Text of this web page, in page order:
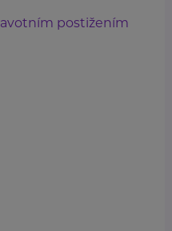
postižením